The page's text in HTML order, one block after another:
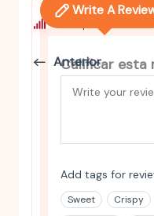
Anterior
Write A
Calificar esta
Add tags for
Sweet
Crispy